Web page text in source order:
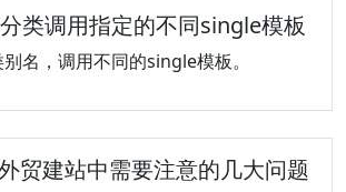
类调用指定的不同single模板
名，调用不同的single模板。
贸建站中需要注意的几大问题